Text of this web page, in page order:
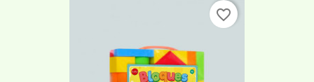
favorite_border